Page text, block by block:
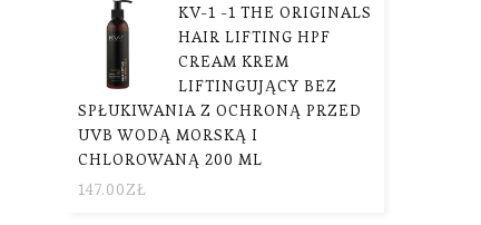
KV-1 -1 THE ORIGINALS
HAIR LIFTING HPF
CREAM KREM
LIFTINGUJĄCY BEZ
SPŁUKIWANIA Z OCHRONĄ PRZED
UVB WODĄ MORSKĄ I
CHLOROWANĄ 200 ML
147.00ZŁ